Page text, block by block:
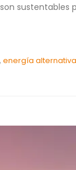
, energía alternativa